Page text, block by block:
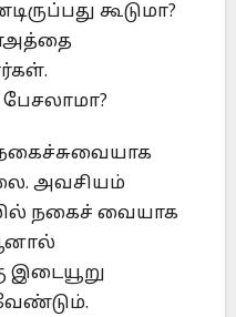
கூடுமா?
பேசலாமா?
அவசியம்
நகைச் வையாக
இடையூறு